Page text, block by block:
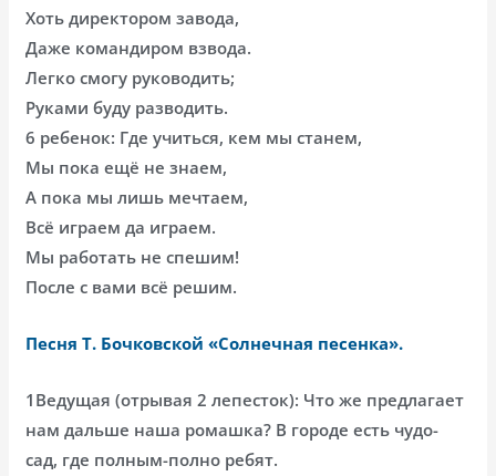
Хоть директором завода,
Даже командиром взвода.
Легко смогу руководить;
Руками буду разводить.
6 ребенок: Где учиться, кем мы станем,
Мы пока ещё не знаем,
А пока мы лишь мечтаем,
Всё играем да играем.
Мы работать не спешим!
После с вами всё решим.
Песня Т. Бочковской «Солнечная песенка».
1Ведущая (отрывая 2 лепесток): Что же предлагает
нам дальше наша ромашка? В городе есть чудо-
сад, где полным-полно ребят.